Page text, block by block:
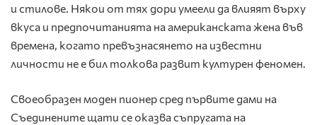
и стилове. Някои от тях дори умеели да влияят върху
вкуса и предпочитанията на американската жена във
времена, когато превъзнасянето на известни
личности не е бил толкова развит културен феномен.
Своеобразен моден пионер сред първите дами на
Съединените щати се оказва съпругата на